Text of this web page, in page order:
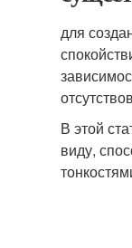
для
В этой
виду,